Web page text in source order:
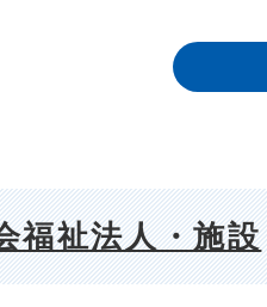
福祉法人・施設